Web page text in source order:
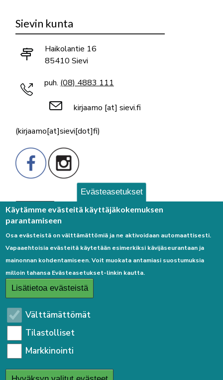
Sievin kunta
Haikolantie 16
85410 Sievi
puh. (08) 4883 111
kirjaamo [at] sievi.fi
(kirjaamo[at]sievi[dot]fi)
Palaute
Linkkejä
Etusivulle
Kirjaudu sisään
Saavutettavuusseloste
Sivukartta
Tietosuojaseloste
Evästeasetukset
Käytämme evästeitä käyttäjäkokemuksen
parantamiseen
Osa evästeistä on välttämättömiä ja ne aktivoidaan automaattisesti.
Vapaaehtoisia evästeitä käytetään esimerkiksi kävijäseurantaan ja
mainonnan kohdentamiseen. Voit muokata antamiasi suostumuksia
milloin tahansa Evästeasetukset-linkin kautta.
Lisätietoa evästeistä
Välttämättömät
Tilastolliset
Markkinointi